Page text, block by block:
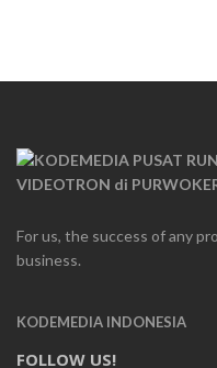
For us, the success of any
business.
KODEMEDIA INDONESIA
FOLLOW US!